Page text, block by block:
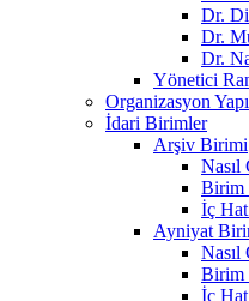
Dr.
Dr.
Dr.
Yönetici
Organizasyon
İdari Birimler
Arşiv Birimi
Nasıl
Birim
İç
Ayniyat
Nasıl
Birim
İç